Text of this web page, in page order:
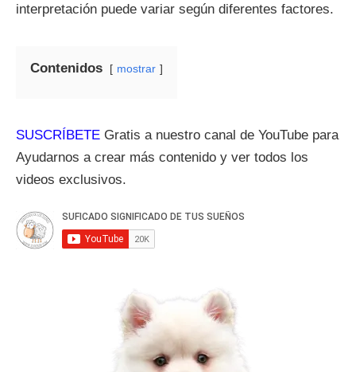
interpretación puede variar según diferentes factores.
Contenidos mostrar
SUSCRÍBETE Gratis a nuestro canal de YouTube para
Ayudarnos a crear más contenido y ver todos los
videos exclusivos.